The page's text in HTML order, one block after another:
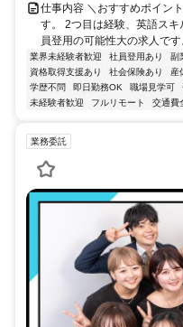
仕事内容 ＼おすすめポイン
す。 2つ目は経験、英語ス
員登用の可能性大の求人で
業界未経験者歓迎 社員登用あり 副
資格取得支援あり
社会保険あり 産
学歴不問
即日勤務OK 職場見学可
未経験者歓迎
フルリモート 交通費
業務委託